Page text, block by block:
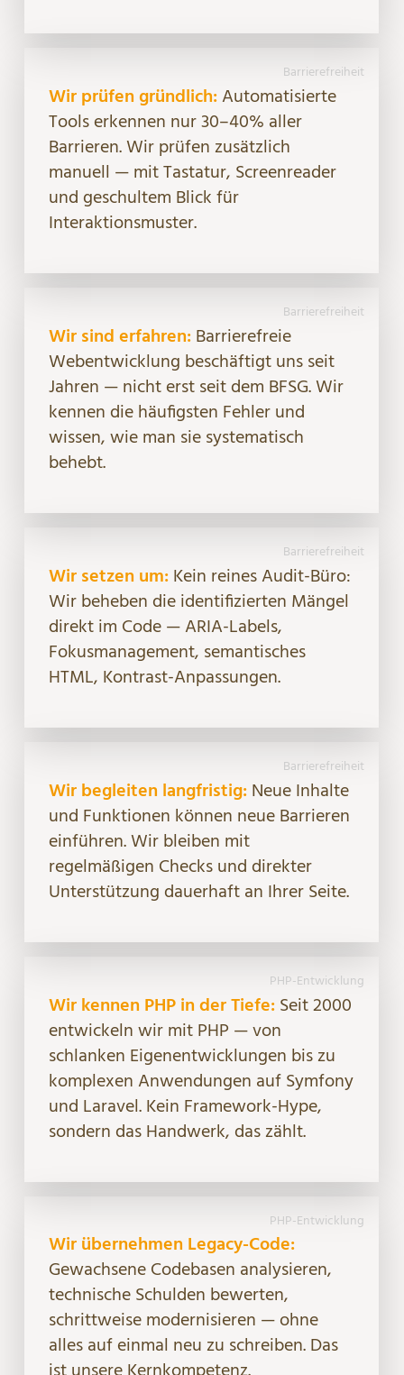
Barrierefreiheit
Wir prüfen gründlich:Automatisierte
Tools erkennen nur 30–40% aller
Barrieren. Wir prüfen zusätzlich
manuell — mit Tastatur, Screenreader
und geschultem Blick für
Interaktionsmuster.
Barrierefreiheit
Wir sind erfahren:Barrierefreie
Webentwicklung beschäftigt uns seit
Jahren — nicht erst seit dem BFSG. Wir
kennen die häufigsten Fehler und
wissen, wie man sie systematisch
behebt.
Barrierefreiheit
Wir setzen um:Kein reines Audit-Büro:
Wir beheben die identifizierten Mängel
direkt im Code — ARIA-Labels,
Fokusmanagement, semantisches
HTML, Kontrast-Anpassungen.
Barrierefreiheit
Wir begleiten langfristig:Neue Inhalte
und Funktionen können neue Barrieren
einführen. Wir bleiben mit
regelmäßigen Checks und direkter
Unterstützung dauerhaft an Ihrer Seite.
PHP-Entwicklung
Wir kennen PHP in der Tiefe:Seit 2000
entwickeln wir mit PHP — von
schlanken Eigenentwicklungen bis zu
komplexen Anwendungen auf Symfony
und Laravel. Kein Framework-Hype,
sondern das Handwerk, das zählt.
PHP-Entwicklung
Wir übernehmen Legacy-Code:
Gewachsene Codebasen analysieren,
technische Schulden bewerten,
schrittweise modernisieren — ohne
alles auf einmal neu zu schreiben. Das